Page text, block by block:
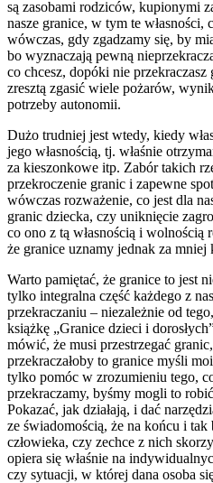
są zasobami rodziców, kupionymi
nasze granice, w tym te
wówczas, gdy zgadzamy się, by
bo wyznaczają pewną
co chcesz, dopóki nie
zresztą zgasić wiele pożarów,
potrzeby autonomii.
Dużo trudniej jest wtedy, kiedy
jego własnością, tj. właśnie
za kieszonkowe itp. Zabór takich
przekroczenie granic i zapewne
wówczas rozważenie, co jest dla
granic dziecka, czy uniknięcie
co ono z tą własnością i wolnością
że granice uznamy jednak za mniej
Warto pamiętać, że granice to jest
tylko integralna część każdego z
przekraczaniu – niezależnie od
książkę „Granice dzieci i
mówić, że musi przestrzegać
przekraczałoby to granice myśli
tylko pomóc w zrozumieniu tego,
przekraczamy, byśmy mogli to
Pokazać, jak działają, i dać
ze świadomością, że na końcu i
człowieka, czy zechce z nich
opiera się właśnie na
czy sytuacji, w której dana osoba